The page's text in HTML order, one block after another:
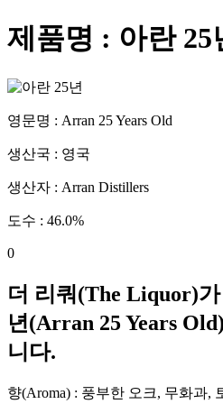
제품명 : 아란 25
영문명 : Arran 25 Years Old
생산국 : 영국
생산자 : Arran Distillers
도수 : 46.0%
0
더 리쿼(The Liquor)
년(Arran 25 Years Old
니다.
향(Aroma) : 풍부한 오크, 무화과,